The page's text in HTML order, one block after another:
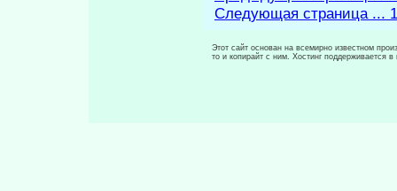
Следующая страница ...
Этот сайт основан на всемирно известном
то и копирайт с ним. Хостинг поддерживается